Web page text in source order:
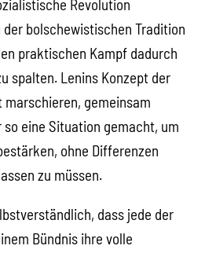
Revolution
bolschewistischen Tradition
praktischen Kampf dadurch
spalten. Lenins Konzept der
gemeinsam
eine Situation gemacht, um
ohne Differenzen
zu müssen.
dass jede der
Bündnis ihre volle